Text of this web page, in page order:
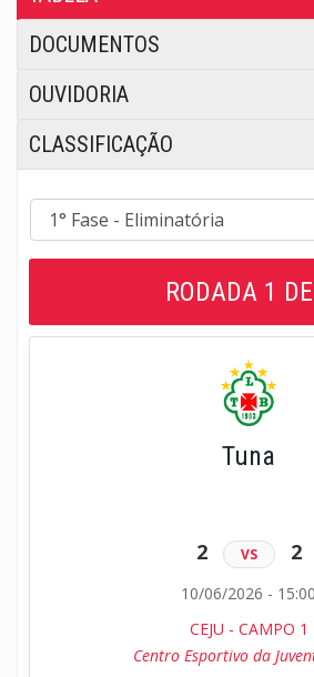
DOCUMENTOS
OUVIDORIA
CLASSIFICAÇÃO
RODADA 1
Tuna
2 VS 2
10/06/2026 - 15:00
CEJU - CAMPO 1
Centro Esportivo da